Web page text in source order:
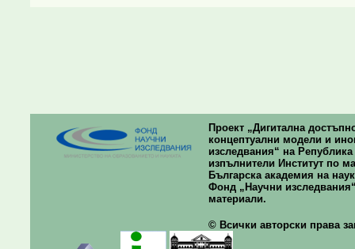
Проект „Дигитална
концептуални модели и
изследвания“ на
изпълнители Институт по
Българска академия на
Фонд „Научни
материали.
© Всички авторски права